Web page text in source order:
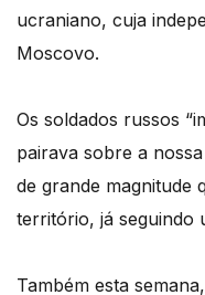
ucraniano, cuja
Moscovo.
Os soldados russos
pairava sobre a
de grande magnitude
território, já seguindo
Também esta